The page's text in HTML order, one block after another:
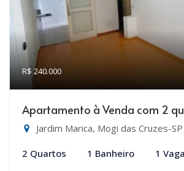
R$ 240.000
Apartamento à Venda com 2
Jardim Marica, Mogi das Cruzes-SP
2 Quartos 1 Banheiro 1 Vaga